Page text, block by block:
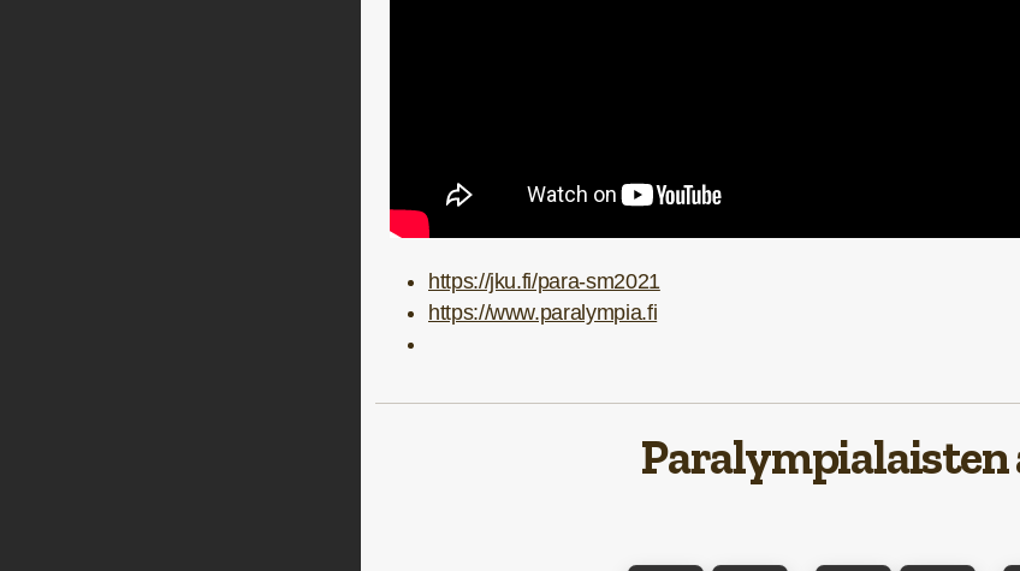
https://jku.fi/para-sm2021
https://www.paralympia.fi
Paralympialaisten